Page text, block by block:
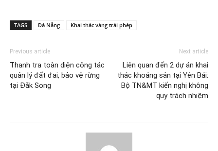
TAGS Đà Nẵng Khai thác vàng trái phép
Previous article
Thanh tra toàn diện công tác
quản lý đất đai, bảo vệ rừng
tại Đắk Song
Next article
Liên quan đến 2 dự án khai
thác khoáng sản tại Yên Bái:
Bộ TN&MT kiến nghị không
quy trách nhiệm